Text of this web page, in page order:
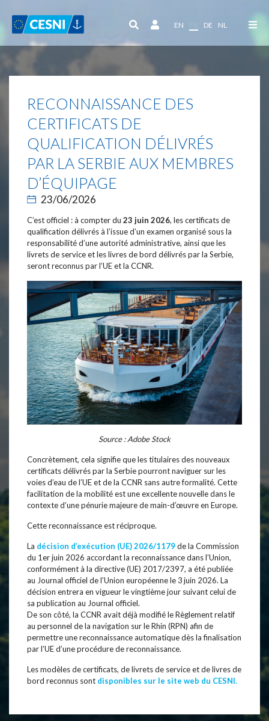
EN FR DE NL
RECONNAISSANCE DES
CERTIFICATS DE
QUALIFICATION DÉLIVRÉS
PAR LA SERBIE AUX MEMBRES
D’ÉQUIPAGE
23/06/2026
C’est officiel : à compter du 23 juin 2026, les certificats de
qualification délivrés à l’issue d’un examen organisé sous la
responsabilité d’une autorité administrative, ainsi que les
livrets de service et les livres de bord délivrés par la Serbie,
seront reconnus par l’UE et la CCNR.
Source : Adobe Stock
Concrètement, cela signifie que les titulaires des nouveaux
certificats délivrés par la Serbie pourront naviguer sur les
voies d’eau de l’UE et de la CCNR sans autre formalité. Cette
facilitation de la mobilité est une excellente nouvelle dans le
contexte d’une pénurie majeure de main-d’œuvre en Europe.
Cette reconnaissance est réciproque.
La décision d’exécution (UE) 2026/1179de la Commission
du 1erjuin 2026 accordant la reconnaissance dans l’Union,
conformément à la directive (UE) 2017/2397, a été publiée
au Journal officiel de l’Union européenne le 3 juin 2026. La
décision entrera en vigueur le vingtième jour suivant celui de
sa publication au Journal officiel.
De son côté, la CCNR avait déjà modifié le Règlement relatif
au personnel de la navigation sur le Rhin (RPN) afin de
permettre une reconnaissance automatique dès la finalisation
par l’UE d’une procédure de reconnaissance.
Les modèles de certificats, de livrets de service et de livres de
bord reconnus sont disponibles sur le site web du CESNI.